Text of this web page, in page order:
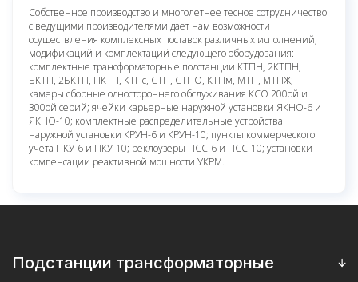
Собственное производство и многолетнее тесное сотрудничество
с ведущими производителями дает нам возможности
осуществления комплексных поставок различных исполнений,
модификаций и комплектаций следующего оборудования:
комплектные трансформаторные подстанции КТПН, 2КТПН,
БКТП, 2БКТП, ПКТП, КТПс, СТП, СТПО, КТПм, МТП, МТПЖ;
камеры сборные одностороннего обслуживания КСО 200ой и
300ой серий; ячейки карьерные наружной установки ЯКНО-6 и
ЯКНО-10; комплектные распределительные устройства
наружной установки КРУН-6 и КРУН-10; пункты коммерческого
учета ПКУ-6 и ПКУ-10; реклоузеры ПСС-6 и ПСС-10; установки
компенсации реактивной мощности УКРМ.
Подстанции трансформаторные